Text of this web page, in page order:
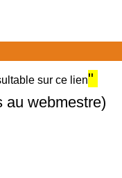
sur ce lien"
webmestre)